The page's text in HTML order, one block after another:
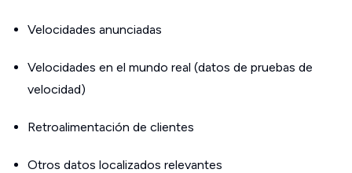
Velocidades anunciadas
Velocidades en el mundo real (datos de pruebas de
velocidad)
Retroalimentación de clientes
Otros datos localizados relevantes